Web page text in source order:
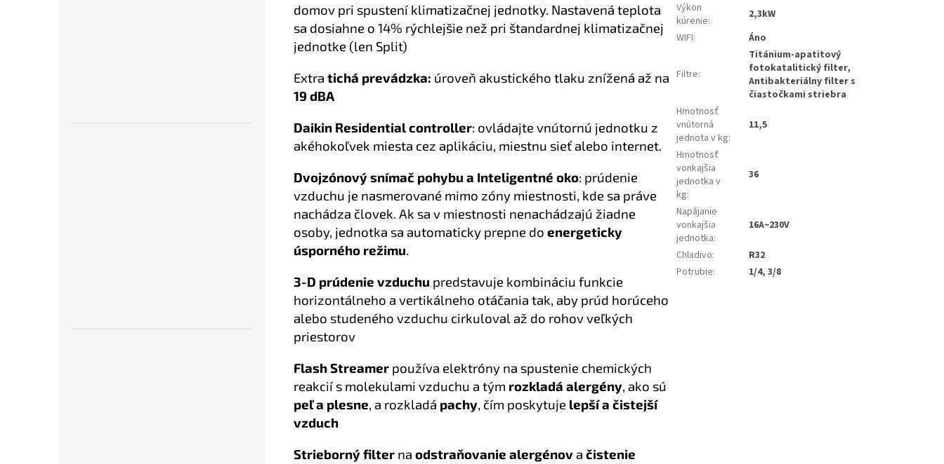
domov pri spustení klimatizačnej jednotky. Nastavená teplota
sa dosiahne o 14% rýchlejšie než pri štandardnej klimatizačnej
jednotke (len Split)
Extra tichá prevádzka: úroveň akustického tlaku znížená až na
19 dBA
Daikin Residential controller: ovládajte vnútornú jednotku z
akéhokoľvek miesta cez aplikáciu, miestnu sieť alebo internet.
Dvojzónový snímač pohybu a Inteligentné oko: prúdenie
vzduchu je nasmerované mimo zóny miestnosti, kde sa práve
nachádza človek. Ak sa v miestnosti nenachádzajú žiadne
osoby, jednotka sa automaticky prepne do energeticky
úsporného režimu.
3-D prúdenie vzduchu predstavuje kombináciu funkcie
horizontálneho a vertikálneho otáčania tak, aby prúd horúceho
alebo studeného vzduchu cirkuloval až do rohov veľkých
priestorov
Flash Streamer používa elektróny na spustenie chemických
reakcií s molekulami vzduchu a tým rozkladá alergény, ako sú
peľ a plesne, a rozkladá pachy, čím poskytuje lepší a čistejší
vzduch
Strieborný filter na odstraňovanie alergénov a čistenie
Výkon
kúrenie:
2,3kW
WIFI: Áno
Filtre:
Titánium-apatitový
fotokatalitický filter,
Antibakteriálny filter s
čiastočkami striebra
Hmotnosť
vnútorná
jednota v kg:
11,5
Hmotnosť
vonkajšia
jednotka v
kg:
36
Napájanie
vonkajšia
jednotka:
16A~230V
Chladivo:
R32
Potrubie: 1/4, 3/8